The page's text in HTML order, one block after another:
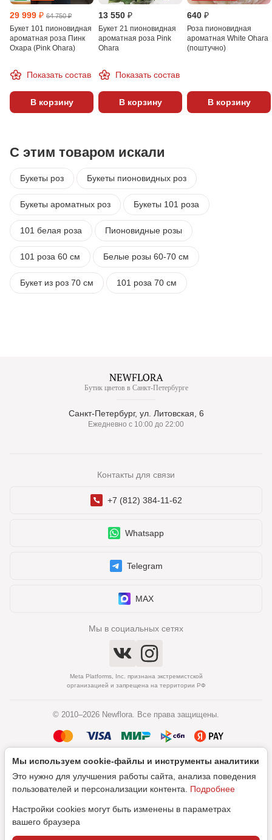
29 999 ₽ 64 750 ₽
Букет 101 пионовидная
ароматная роза Пинк
Охара (Pink Ohara)
Показать состав
В корзину
13 550 ₽
Букет 21 пионовидная
ароматная роза Pink
Ohara
Показать состав
В корзину
640 ₽
Роза пионовидная
ароматная White Ohara
(поштучно)
В корзину
С этим товаром искали
Букеты роз Букеты пионовидных роз
Букеты ароматных роз Букеты 101 роза
101 белая роза Пионовидные розы
101 роза 60 см Белые розы 60-70 см
Букет из роз 70 см 101 роза 70 см
Бутик цветов в Санкт-Петербурге
Санкт-Петербург, ул. Литовская, 6
Ежедневно с 10:00 до 22:00
Контакты для связи
+7 (812) 384-11-62
Whatsapp
Telegram
MAX
Мы в социальных сетях
Meta Platforms, Inc. признана экстремистской
организацией и запрещена на территории РФ
© 2010–2026 Newflora. Все права защищены.
Политика обработки персональных данных
Согласие на обработку персональных данных
Мы используем cookie‑файлы и инструменты аналитики
Это нужно для улучшения работы сайта, анализа поведения
пользователей и персонализации контента. Подробнее
Настройки cookies могут быть изменены в параметрах
вашего браузера